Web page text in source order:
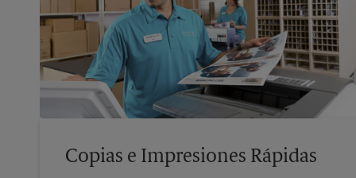
Copias e Impresiones Rápidas